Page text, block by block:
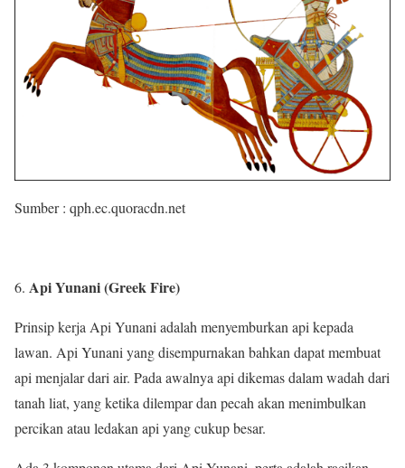
Sumber : qph.ec.quoracdn.net
Api Yunani (Greek Fire)
Prinsip kerja Api Yunani adalah menyemburkan api kepada
lawan. Api Yunani yang disempurnakan bahkan dapat membuat
api menjalar dari air. Pada awalnya api dikemas dalam wadah dari
tanah liat, yang ketika dilempar dan pecah akan menimbulkan
percikan atau ledakan api yang cukup besar.